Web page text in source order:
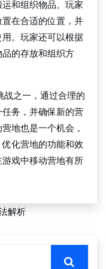
和组织物品。玩家
在合适的位置，并
。玩家还可以根据
的存放和组织方
之一，通过合理的
务，并确保新的营
地也是一个机会，
化营地的功能和效
戏中移动营地有所
解析